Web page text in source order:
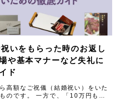
いをもらった時のお返し
や基本マナーなど失礼に
ド
高額なご祝儀（結婚祝い）をいた
のです。 一方で、「10万円もの